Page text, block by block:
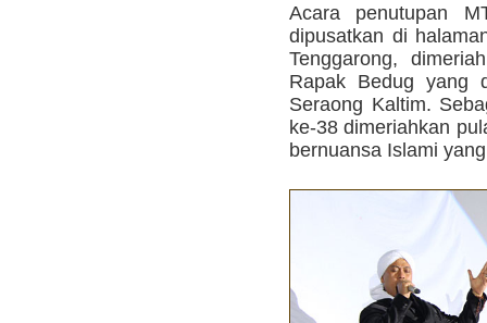
Acara penutupan
dipusatkan di
Tenggarong,
Rapak Bedug yang
Seraong Kaltim.
ke-38 dimeriahkan
bernuansa Islami